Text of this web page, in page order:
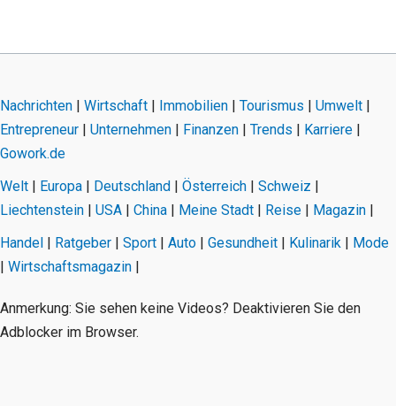
Nachrichten | Wirtschaft | Immobilien | Tourismus | Umwelt |
Entrepreneur | Unternehmen | Finanzen | Trends | Karriere |
Gowork.de
Welt | Europa | Deutschland | Österreich | Schweiz |
Liechtenstein | USA | China | Meine Stadt | Reise | Magazin |
Handel | Ratgeber | Sport | Auto | Gesundheit | Kulinarik | Mode
| Wirtschaftsmagazin |
Anmerkung: Sie sehen keine Videos? Deaktivieren Sie den
Adblocker im Browser.